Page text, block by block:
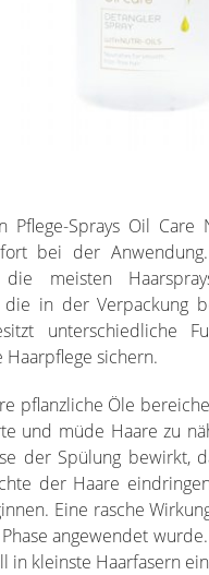
Pflege-Sprays Oil
bei der
die meisten
die in der Verpackung
unterschiedliche
sichern.
pflanzliche Öle
und müde Haare zu
der Spülung bewirkt,
der Haare
Eine rasche
angewendet
in kleinste Haarfasern